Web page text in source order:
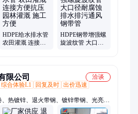
HDPE给水排水管
农田灌溉 连接方
HDPE钢带增强螺
旋波纹管 大口径
限公司
洽谈
综合体验L1 回复及时 出价迅速
热镀锌、退火带钢、镀锌带钢、光亮带
钢、打包带、淼钢铁、镀锌板、烤蓝打